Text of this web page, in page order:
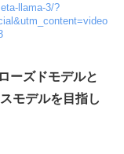
llama-3/?
ーズドモデルと
モデルを目指し